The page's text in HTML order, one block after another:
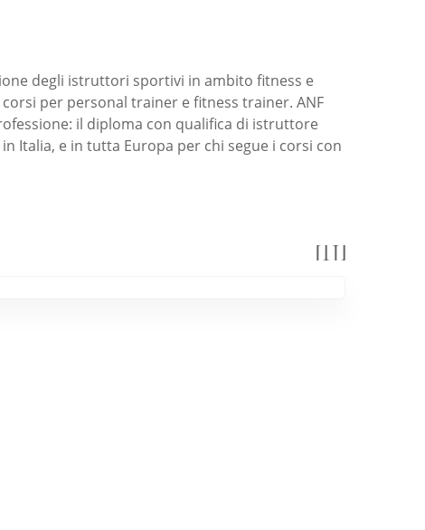
degli istruttori sportivi in ambito fitness e
per personal trainer e fitness trainer. ANF
il diploma con qualifica di istruttore
Italia, e in tutta Europa per chi segue i corsi con